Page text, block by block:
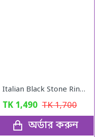
Italian Black Stone Rings Mens Gold colour
TK 1,490 TK1,700
অর্ডার করুন